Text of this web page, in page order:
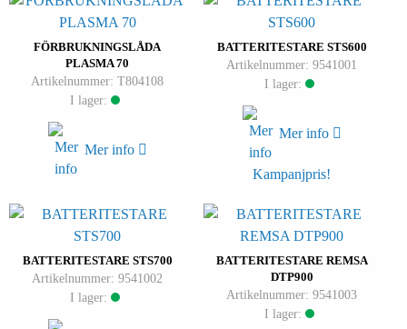
FÖRBRUKNINGSLÅDA
PLASMA 70
Artikelnummer: T804108
I lager:
Mer info
BATTERITESTARE STS600
Artikelnummer: 9541001
I lager:
Mer info
Kampanjpris!
BATTERITESTARE STS700
Artikelnummer: 9541002
I lager:
BATTERITESTARE REMSA
DTP900
Artikelnummer: 9541003
I lager: